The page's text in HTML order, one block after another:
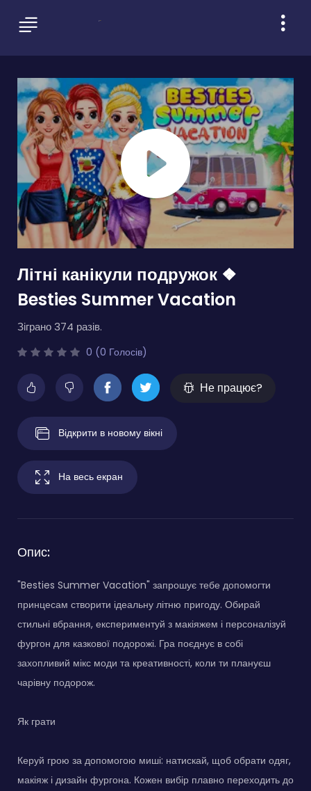
Літні канікули подружок ❖
Besties Summer Vacation
Зіграно 374 разів.
0 (0 Голосів)
Не працює?
Відкрити в новому вікні
На весь екран
Опис:
"Besties Summer Vacation" запрошує тебе допомогти
принцесам створити ідеальну літню пригоду. Обирай
стильні вбрання, експериментуй з макіяжем і персоналізуй
фургон для казкової подорожі. Гра поєднує в собі
захопливий мікс моди та креативності, коли ти плануєш
чарівну подорож.
Як грати
Керуй грою за допомогою миші: натискай, щоб обрати одяг,
макіяж і дизайн фургона. Кожен вибір плавно переходить до